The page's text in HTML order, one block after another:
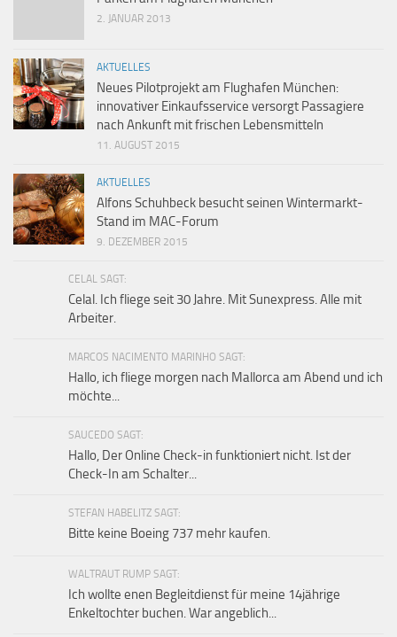
2. JANUAR 2013
AKTUELLES
Neues Pilotprojekt am Flughafen München:
innovativer Einkaufsservice versorgt Passagiere
nach Ankunft mit frischen Lebensmitteln
11. AUGUST 2015
AKTUELLES
Alfons Schuhbeck besucht seinen Wintermarkt-
Stand im MAC-Forum
9. DEZEMBER 2015
CELAL SAGT:
Celal. Ich fliege seit 30 Jahre. Mit Sunexpress. Alle mit
Arbeiter.
MARCOS NACIMENTO MARINHO SAGT:
Hallo, ich fliege morgen nach Mallorca am Abend und ich
möchte...
SAUCEDO SAGT:
Hallo, Der Online Check-in funktioniert nicht. Ist der
Check-In am Schalter...
STEFAN HABELITZ SAGT:
Bitte keine Boeing 737 mehr kaufen.
WALTRAUT RUMP SAGT:
Ich wollte enen Begleitdienst für meine 14jährige
Enkeltochter buchen. War angeblich...